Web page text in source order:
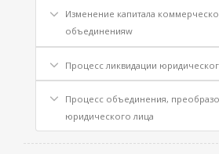
Изменение капитала
объединенияw
Процесс ликвидации
Процесс объединения,
юридического лица